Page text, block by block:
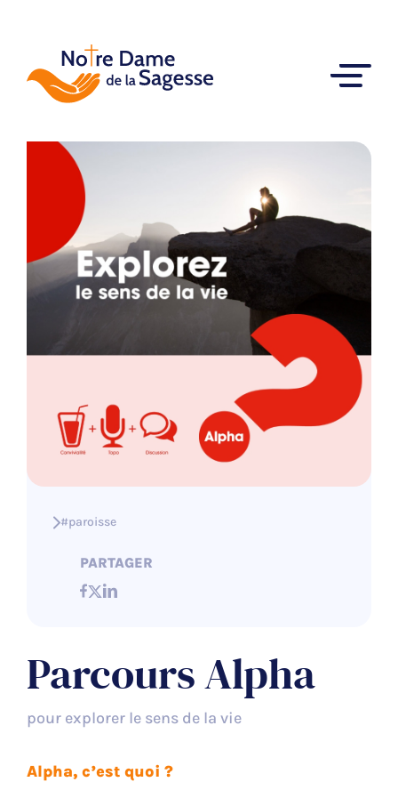
#paroisse
PARTAGER
Parcours Alpha
pour explorer le sens de la vie
Alpha, c’est quoi ?